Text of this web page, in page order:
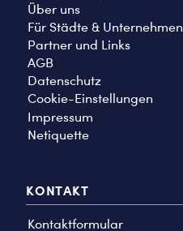
Über uns
Für Städte & Unternehmen
Partner und Links
AGB
Datenschutz
Cookie-Einstellungen
Impressum
Netiquette
KONTAKT
Kontaktformular